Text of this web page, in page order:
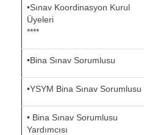
•Sınav Koordinasyon Kurul
Üyeleri
****
•Bina Sınav Sorumlusu
•YSYM Bina Sınav Sorumlusu
• Bina Sınav Sorumlusu
Yardımcısı